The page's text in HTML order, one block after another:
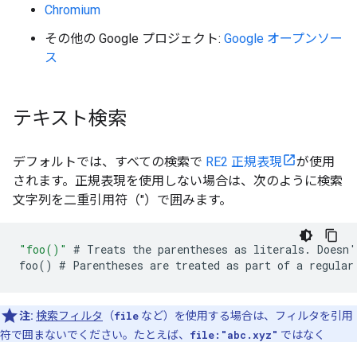
Chromium
その他の Google プロジェクト: Google オープンソー
ス
テキスト検索
デフォルトでは、すべての検索で RE2 正規表現
が使用
されます。正規表現を使用しない場合は、次のように検索
文字列を二重引用符（"）で囲みます。
"foo()" # Treats the parentheses as literals . Doesn '
foo() # Parentheses are treated as part of a regular
注: 検索フィルタ （file など）を使用する場合は、フィルタを引用
符で囲まないでください。たとえば、 file:"abc.xyz" ではなく